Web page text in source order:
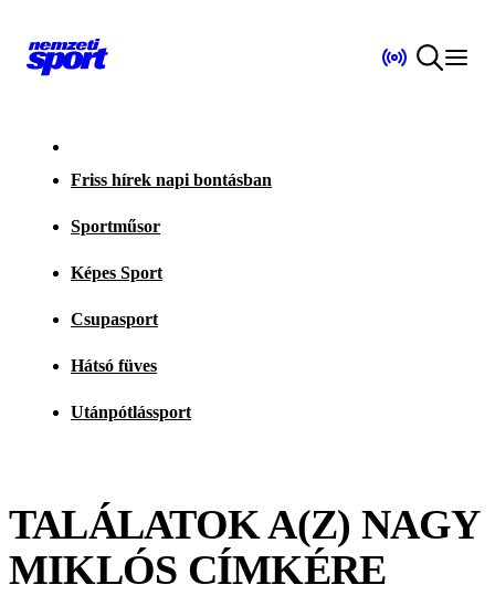
Friss hírek napi bontásban
Sportműsor
Képes Sport
Csupasport
Hátsó füves
Utánpótlássport
TALÁLATOK A(Z) NAGY
MIKLÓS CÍMKÉRE